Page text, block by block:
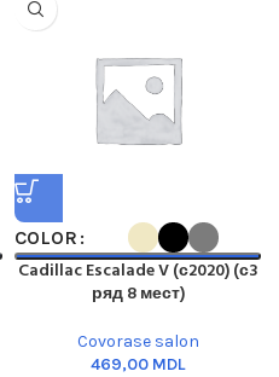
COLOR
Cadillac Escalade V (с2020) (с3
ряд 8 мест)
Covorase salon
MDL